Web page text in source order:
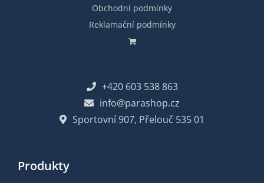
Obchodní podmínky
Reklamační podmínky
+420 603 538 863
info@parashop.cz
Sportovní 907, Přelouč 535 01
Produkty